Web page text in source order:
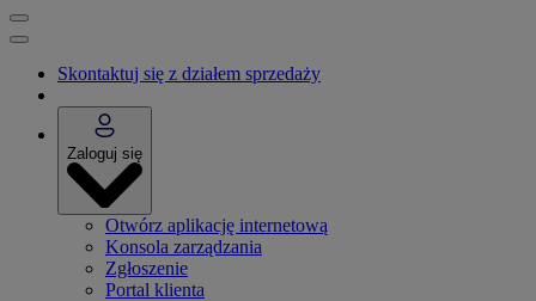
Skontaktuj się z działem sprzedaży
Zaloguj się
Otwórz aplikację internetową
Konsola zarządzania
Zgłoszenie
Portal klienta